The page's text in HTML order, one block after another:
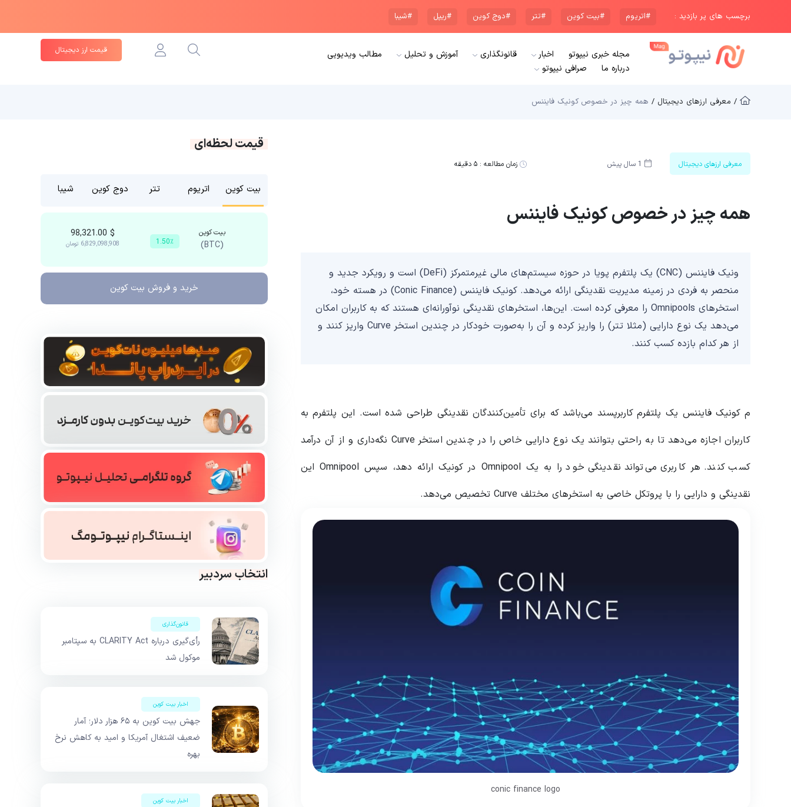
برچسب های پر بازدید : #اتریوم #بیت کوین #تتر #دوج کوین #ریپل #شیبا
مجله خبری نیپوتو اخبار قانونگذاری آموزش و تحلیل
مطالب ویدیویی
درباره ما
صرافی نیپوتو
قیمت ارز دیجیتال
/ معرفی ارزهای دیجیتال / همه چیز در خصوص کونیک فایننس
معرفی ارزهای دیجیتال 1 سال پیش زمان مطالعه :۵ دقیقه
همه چیز در خصوص کونیک فایننس
ونیک فایننس (CNC) یک پلتفرم پویا در حوزه سیستم‌های مالی غیرمتمرکز (DeFi) است و رویکرد جدید و
منحصر به فردی در زمینه مدیریت نقدینگی ارائه می‌دهد. کونیک فایننس (Conic Finance) در هسته خود،
استخرهای Omnipools را معرفی کرده است. این‌ها، استخرهای نقدینگی نوآورانه‌ای هستند که به کاربران امکان
می‌دهد یک نوع دارایی (مثلا تتر) را واریز کرده و آن را به‌صورت خودکار در چندین استخر Curve واریز کنند و
از هر کدام بازده کسب کنند.
م کونیک فایننس یک پلتفرم کاربرپسند می‌باشد که برای تأمین‌کنندگان نقدینگی طراحی شده است. این پلتفرم به
کاربران اجازه می‌دهد تا به راحتی بتوانند یک نوع دارایی‌ خاص را در چندین استخر Curve نگه‌داری و از آن درآمد
کسب کنند. هر کاربری می‌تواند نقدینگی خود را به یک Omnipool در کونیک ارائه دهد، سپس Omnipool این
نقدینگی و دارایی را با پروتکل خاصی به استخرهای مختلف Curve تخصیص می‌دهد.
conic finance logo
قیمت لحظه‌ای
بیت کوین اتریوم تتر دوج کوین شیبا
بیت کوین
(BTC) 1.50٪
$
6,829,098,908 تومان
خرید و فروش بیت کوین
انتخاب سردبیر
قانون‌گذاری
رأی‌گیری درباره CLARITY Act به سپتامبر
موکول شد
اخبار بیت کوین
جهش بیت کوین به ۶۵ هزار دلار؛ آمار
ضعیف اشتغال آمریکا و امید به کاهش نرخ
بهره
اخبار بیت کوین